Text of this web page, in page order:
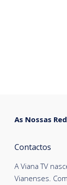
A Viana TV
Vianenses.
Contactos
As Nossas